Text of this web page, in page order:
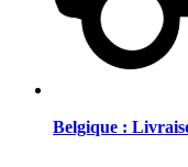
Belgique :